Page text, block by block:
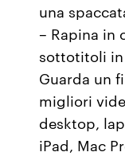
una
– Rapina in
sottotitoli
Guarda un
migliori
desktop,
iPad, Mac